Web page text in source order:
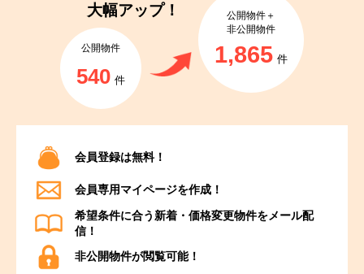
大幅アップ！
公開物件
540 件
公開物件＋
非公開物件
1,865 件
会員登録は無料！
会員専用マイページを作成！
希望条件に合う新着・価格変更物件をメール配
信！
非公開物件が閲覧可能！